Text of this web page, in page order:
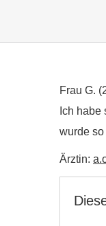
Frau G.
Ich
wurde
Ärztin: